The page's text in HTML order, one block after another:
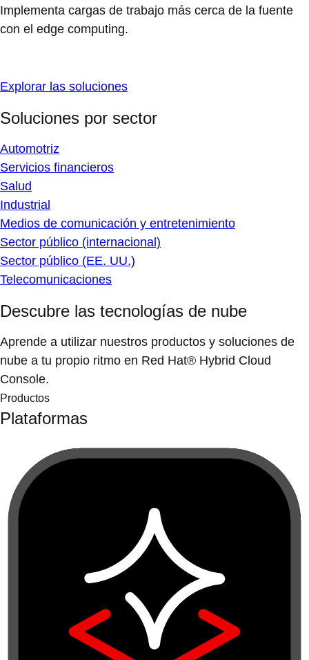
Implementa cargas de trabajo más cerca de la fuente
con el edge computing.
Explorar las soluciones
Soluciones por sector
Automotriz
Servicios financieros
Salud
Industrial
Medios de comunicación y entretenimiento
Sector público (internacional)
Sector público (EE. UU.)
Telecomunicaciones
Descubre las tecnologías de nube
Aprende a utilizar nuestros productos y soluciones de
nube a tu propio ritmo en Red Hat® Hybrid Cloud
Console.
Productos
Plataformas